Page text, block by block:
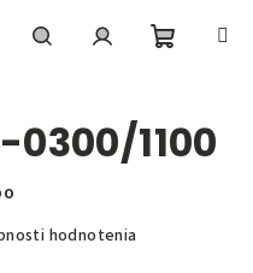
košík
0300/1100
hodnotenia